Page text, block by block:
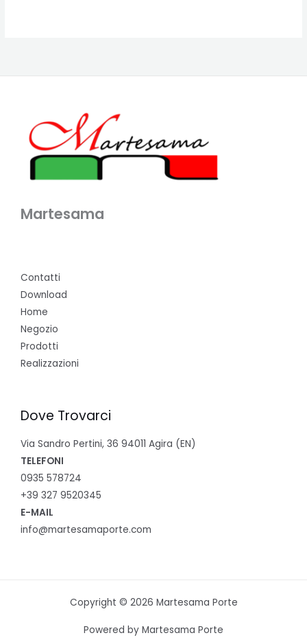
Martesama
Contatti
Download
Home
Negozio
Prodotti
Realizzazioni
Dove Trovarci
Via Sandro Pertini, 36 94011 Agira (EN)
TELEFONI
0935 578724
+39 327 9520345
E-MAIL
info@martesamaporte.com
Copyright © 2026 Martesama Porte
Powered by Martesama Porte